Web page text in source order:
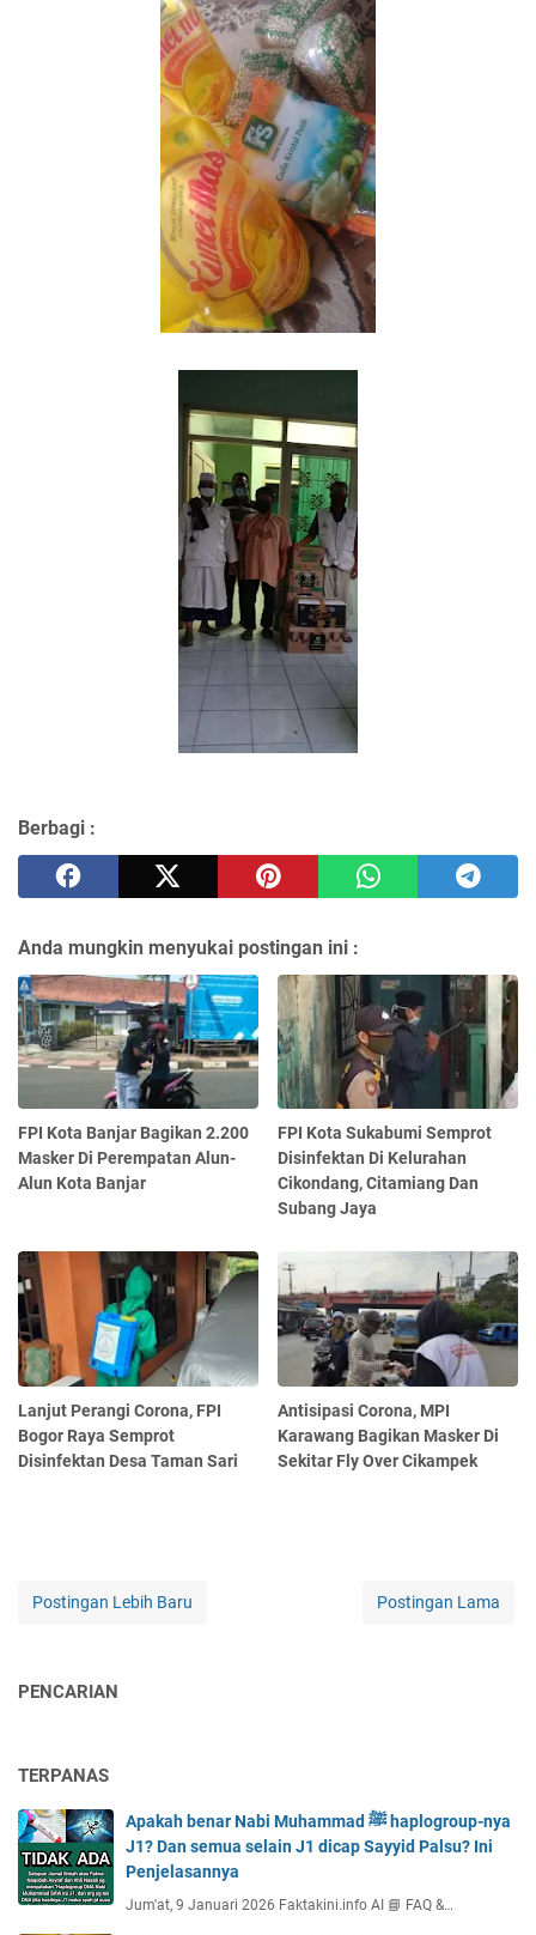
Berbagi :
Anda mungkin menyukai postingan ini :
FPI Kota Banjar Bagikan 2.200
Masker Di Perempatan Alun-
Alun Kota Banjar
FPI Kota Sukabumi Semprot
Disinfektan Di Kelurahan
Cikondang, Citamiang Dan
Subang Jaya
Lanjut Perangi Corona, FPI
Bogor Raya Semprot
Disinfektan Desa Taman Sari
Antisipasi Corona, MPI
Karawang Bagikan Masker Di
Sekitar Fly Over Cikampek
Postingan Lebih Baru Postingan Lama
PENCARIAN
TERPANAS
Apakah benar Nabi Muhammad ﷺ haplogroup-nya
J1? Dan semua selain J1 dicap Sayyid Palsu? Ini
Penjelasannya
Jum'at, 9 Januari 2026 Faktakini.info AI 📘 FAQ &…